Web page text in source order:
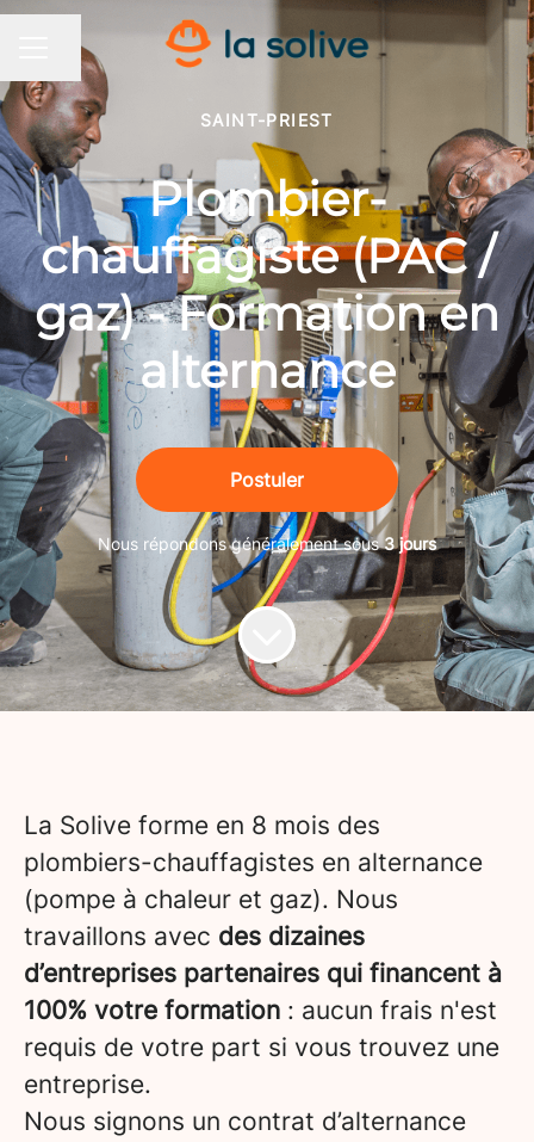
MENU CARRIÈRE
Partager la page
SAINT-PRIEST
Plombier-
chauffagiste (PAC /
gaz) - Formation en
alternance
Postuler
Nous répondons généralement sous3 jours
La Solive forme en 8 mois des
plombiers-chauffagistes en alternance
(pompe à chaleur et gaz). Nous
travaillons avec des dizaines
d’entreprises partenaires qui financent à
100% votre formation : aucun frais n'est
requis de votre part si vous trouvez une
entreprise.
Nous signons un contrat d’alternance